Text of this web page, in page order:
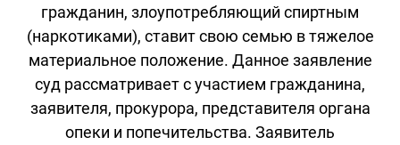
гражданин, злоупотребляющий спиртным
(наркотиками), ставит свою семью в тяжелое
материальное положение. Данное заявление
суд рассматривает с участием гражданина,
заявителя, прокурора, представителя органа
опеки и попечительства. Заявитель